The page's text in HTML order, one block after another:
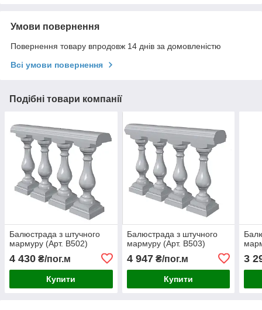
Умови повернення
Повернення товару впродовж 14 днів за домовленістю
Всі умови повернення
Подібні товари компанії
Балюстрада з штучного
мармуру (Арт. B502)
4 430 ₴/пог.м
Купити
Балюстрада з штучного
мармуру (Арт. B503)
4 947₴/пог.м
Купити
3